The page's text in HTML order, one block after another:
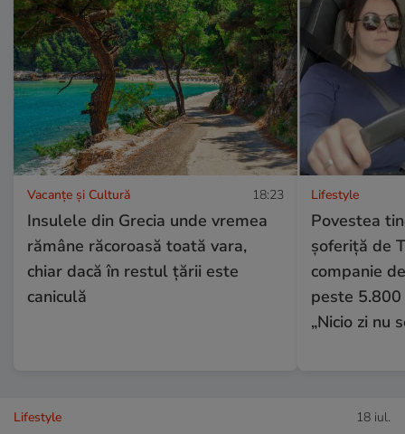
Vacanțe și Cultură 18:23
Insulele din Grecia unde vremea
rămâne răcoroasă toată vara,
chiar dacă în restul țării este
caniculă
Lifestyle
Povestea
șoferiță de
companie
peste
„Nicio zi nu
Lifestyle 18 iul.